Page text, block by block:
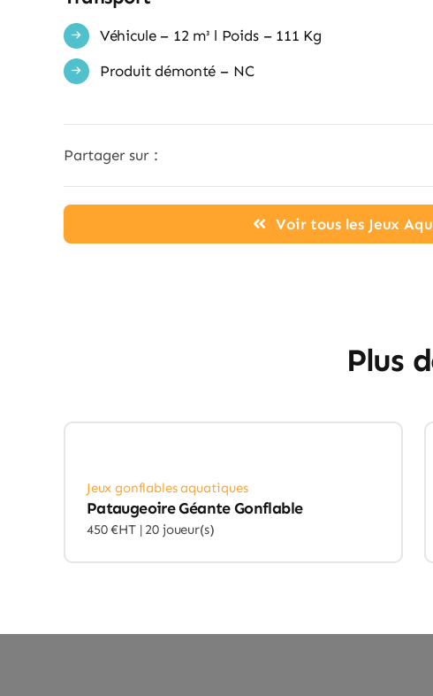
Véhicule – 12 m³ l Poids – 111 Kg
Produit démonté – NC
Partager sur :
Voir tous les Jeux
Plus
Jeux gonflables aquatiques
Pataugeoire Géante Gonflable
450 €HT | 20 joueur(s)